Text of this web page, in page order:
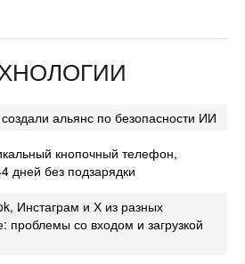
альянс по безопасности ИИ
кнопочный телефон,
дней без подзарядки
Инстаграм и Х из разных
проблемы со входом и загрузкой